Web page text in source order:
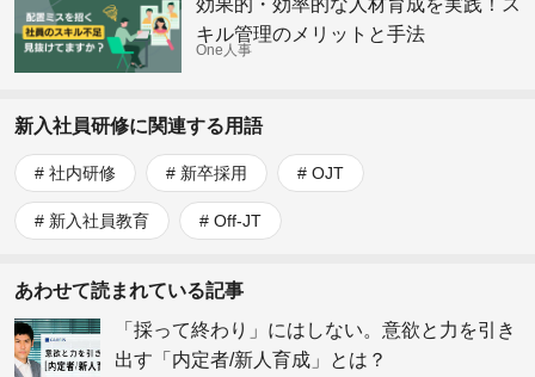
効果的・効率的な人材育成を実践！ス
キル管理のメリットと手法
One人事
新入社員研修に関連する用語
社内研修 新卒採用 OJT
新入社員教育 Off-JT
あわせて読まれている記事
「採って終わり」にはしない。意欲と力を引き
出す「内定者/新人育成」とは？